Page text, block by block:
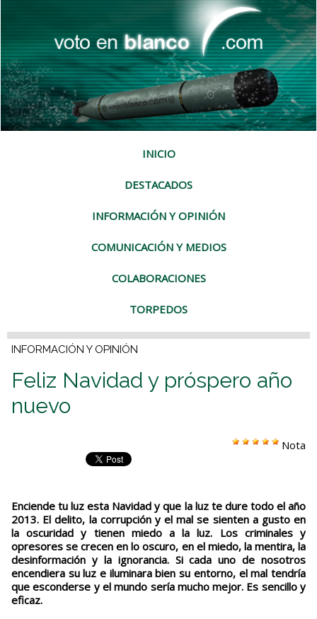
INICIO
DESTACADOS
INFORMACIÓN Y OPINIÓN
COMUNICACIÓN Y MEDIOS
COLABORACIONES
TORPEDOS
INFORMACIÓN Y OPINIÓN
Feliz Navidad y próspero año
nuevo
Nota
Enciende tu luz esta Navidad y que la luz te dure todo el año
2013. El delito, la corrupción y el mal se sienten a gusto en
la oscuridad y tienen miedo a la luz. Los criminales y
opresores se crecen en lo oscuro, en el miedo, la mentira, la
desinformación y la ignorancia. Si cada uno de nosotros
encendiera su luz e iluminara bien su entorno, el mal tendría
que esconderse y el mundo sería mucho mejor. Es sencillo y
eficaz.